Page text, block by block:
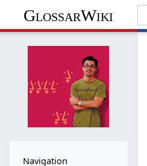
GlossarWiki
Navigation